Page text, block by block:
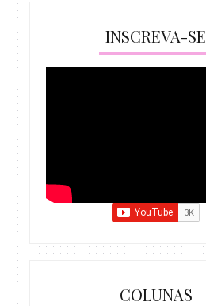
INSCREVA-SE
COLUNAS